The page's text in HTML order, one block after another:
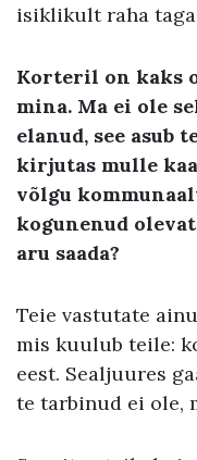
isiklikult raha
Korteril on kaks
mina. Ma ei ole
elanud, see asub
kirjutas mulle
võlgu
kogunenud
aru saada?
Teie vastutate
mis kuulub teile:
eest. Sealjuures
te tarbinud ei ole,